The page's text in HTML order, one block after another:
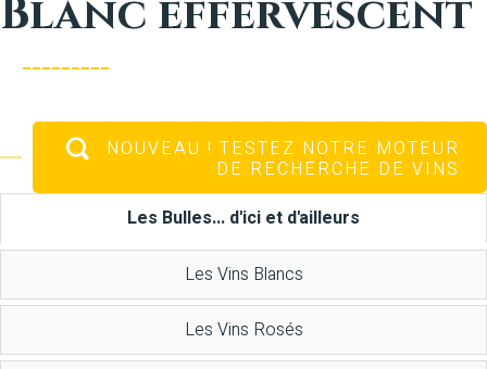
Blanc effervescent
NOUVEAU ! TESTEZ NOTRE MOTEUR
DE RECHERCHE DE VINS
Les Bulles... d'ici et d'ailleurs
Les Vins Blancs
Les Vins Rosés